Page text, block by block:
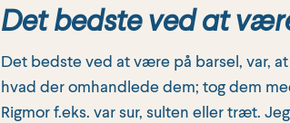
Det bedste ved at
Det bedste ved at være på barsel, var,
hvad der omhandlede dem; tog dem
Rigmor f.eks. var sur, sulten eller træt.